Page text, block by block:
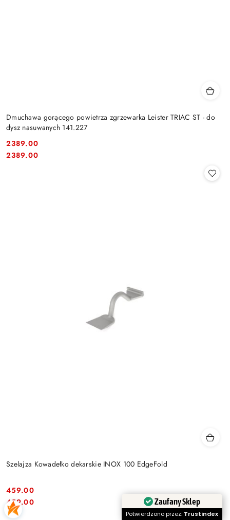
Dmuchawa gorącego powietrza zgrzewarka Leister TRIAC ST - do
dysz nasuwanych 141.227
Cena:
2389.00
Cena:
2389.00
Szelajza Kowadełko dekarskie INOX 100 EdgeFold
Cena:
459.00
Cena:
459.00 Zaufany Sklep
Potwierdzono przez: Trustindex